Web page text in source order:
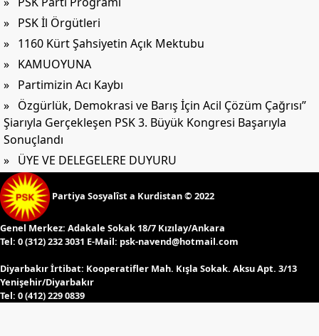
» PSK İl Örgütleri
» 1160 Kürt Şahsiyetin Açık Mektubu
» KAMUOYUNA
» Partimizin Acı Kaybı
» Özgürlük, Demokrasi ve Barış İçin Acil Çözüm Çağrısı”
Şiarıyla Gerçekleşen PSK 3. Büyük Kongresi Başarıyla
Sonuçlandı
» ÜYE VE DELEGELERE DUYURU
Partiya Sosyalîst a Kurdistan © 2022
Genel Merkez: Adakale Sokak 18/7 Kızılay/Ankara
Tel: 0 (312) 232 3031 E-Mail: psk-navend@hotmail.com
Diyarbakır İrtibat: Kooperatifler Mah. Kışla Sokak. Aksu Apt. 3/13
Yenişehir/Diyarbakır
Tel: 0 (412) 229 0839